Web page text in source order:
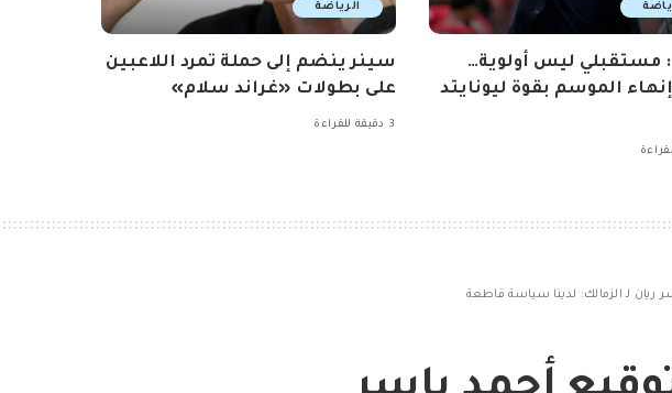
مستقبلي ليس أولوية…
الموسم بقوة ليونايتد
الرياضة
سينر ينضم إلى حملة تمرد اللاعبين
على بطولات «غراند سلام»
3 دقيقة للقراءة
ريان لـ الزمالك: لدينا سياسة قاطعة